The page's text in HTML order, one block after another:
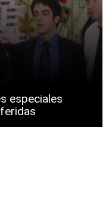
especiales